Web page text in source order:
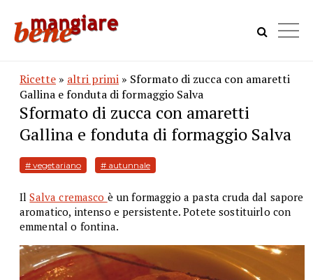
Ricette » altri primi » Sformato di zucca con amaretti
Gallina e fonduta di formaggio Salva
Sformato di zucca con amaretti
Gallina e fonduta di formaggio Salva
# vegetariano # autunnale
IlSalva cremasco è un formaggio a pasta cruda dal sapore
aromatico, intenso e persistente. Potete sostituirlo con
emmental o fontina.